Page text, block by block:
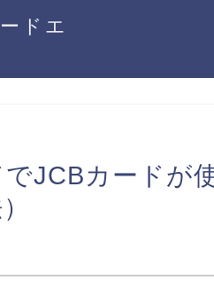
ドエ
JCBカードが